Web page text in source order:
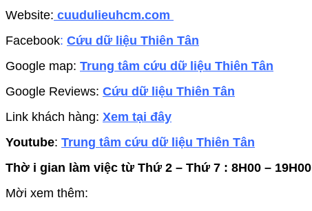
Website: cuudulieuhcm.com
Facebook: Cứu dữ liệu Thiên Tân
Google map: Trung tâm cứu dữ liệu Thiên Tân
Google Reviews: Cứu dữ liệu Thiên Tân
Link khách hàng: Xem tại đây
Youtube: Trung tâm cứu dữ liệu Thiên Tân
Thờ i gian làm việc từ Thứ 2 – Thứ 7 : 8H00 – 19H00
Mời xem thêm: